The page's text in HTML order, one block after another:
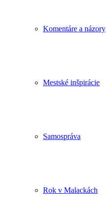
Komentáre a názory
Mestské inšpirácie
Samospráva
Rok v Malackách